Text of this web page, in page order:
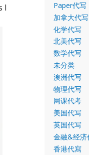
I
Paper代写
加拿大代写
化学代写
北美代写
数学代写
未分类
澳洲代写
物理代写
网课代考
美国代写
英国代写
金融&经济
香港代寫